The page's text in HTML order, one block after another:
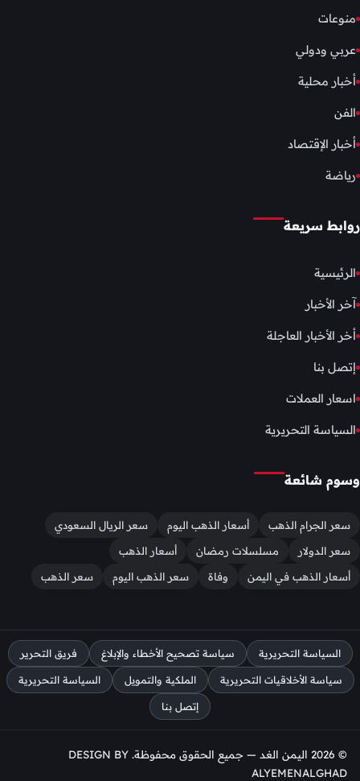
منوعات
عربي ودولي
أخبار محلية
الفن
أخبار الإقتصاد
رياضة
روابط سريعة
الرئيسية
آخر الأخبار
أخر الأخبار العاجلة
إتصل بنا
اسعار العملات
السياسة التحريرية
وسوم شائعة
سعر الجرام الذهب أسعار الذهب اليوم
سعر الريال السعودي
سعر الدولار
مسلسلات رمضان
أسعار الذهب
أسعار الذهب في اليمن
وفاة سعر الذهب اليوم سعر الذهب
السياسة التحريرية سياسة تصحيح الأخطاء والإبلاغ فريق التحرير
سياسة الأخلاقيات التحريرية الملكية والتمويل السياسة التحريرية
إتصل بنا
© 2026 اليمن الغد — جميع الحقوق محفوظة. DESIGN BY
ALYEMENALGHAD